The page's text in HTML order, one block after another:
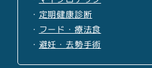
・ 定期健康診断
・ フード・療法食
・ 避妊・去勢手術